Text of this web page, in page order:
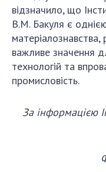
відзначило, що
В.М. Бакуля є
важливе значення
технологій та
промисловість.
За інформацією